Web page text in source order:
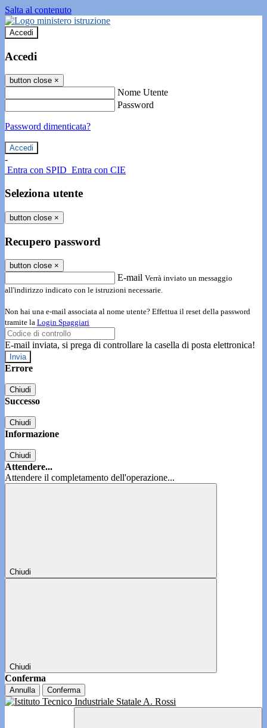
Salta al contenuto
Accedi
Accedi
button close ×
Nome Utente
Password
Password dimenticata?
-
Entra con SPID Entra con CIE
Seleziona utente
button close ×
Recupero password
button close ×
E-mail Verrà inviato un messaggio
all'indirizzo indicato con le istruzioni necessarie.
Non hai una e-mail associata al nome utente? Effettua il reset della password
tramite la Login Spaggiari
E-mail inviata, si prega di controllare la casella di posta elettronica!
Errore
Chiudi
Successo
Chiudi
Informazione
Chiudi
Attendere...
Attendere il completamento dell'operazione...
Chiudi
Chiudi
Conferma
Annulla Conferma